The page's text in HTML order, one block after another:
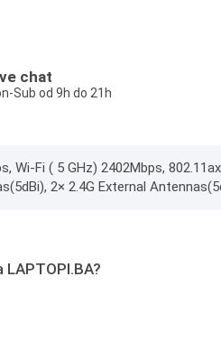
chat
Sub od 9h do 21h
Wi-Fi ( 5 GHz) 2402Mbps,
2× 2.4G External